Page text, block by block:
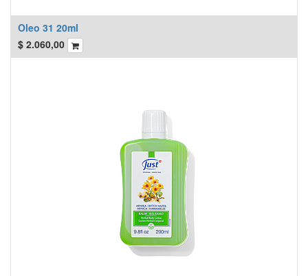
Oleo 31 20ml
$ 2.060,00